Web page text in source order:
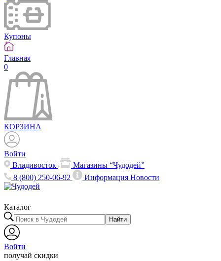
Купоны
Главная
0
КОРЗИНА
Войти
Владивосток
Магазины “Чудодей”
8 (800) 250-06-92
ИнформацияНовости
Каталог
Найти
Войти
получай скидки